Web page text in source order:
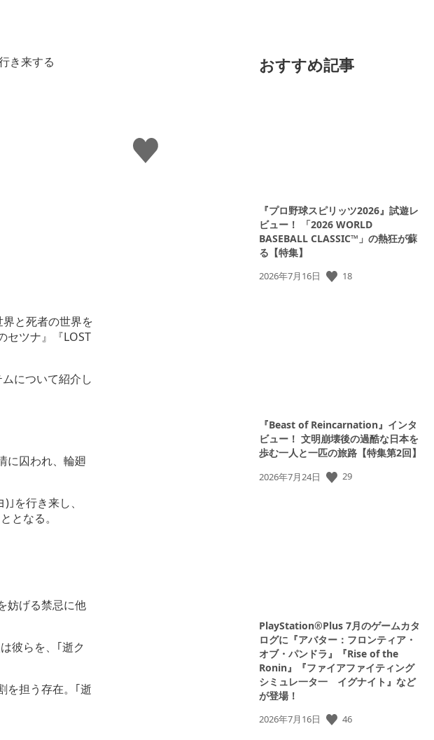
い
い
と死者の世界を
セツナ』『LOST
について紹介し
に囚われ、輪廻
を行き来し、
となる。
妨げる禁忌に他
彼らを、｢逝ク
を担う存在。｢逝
おすすめ記事
『プロ野球スピリッツ2026』試遊レ
ビュー！ 「2026 WORLD
BASEBALL CLASSIC™」の熱狂が蘇
る【特集】
公
2026年7月16日 18
『Beast of Reincarnation』インタ
ビュー！ 文明崩壊後の過酷な日本を
歩む一人と一匹の旅路【特集第2回】
公
2026年7月24日 29
PlayStation®Plus 7月のゲームカタ
ログに『アバター：フロンティア・
オブ・パンドラ』『Rise of the
Ronin』『ファイアファイティング
シミュレ一タ一 イグナイト』など
が登場！
公
2026年7月16日 46